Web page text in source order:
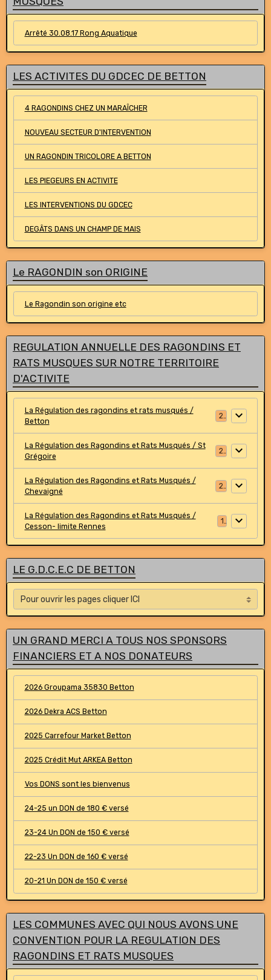
Arrêté 30.08.17 Rong Aquatique
LES ACTIVITES DU GDCEC DE BETTON
4 RAGONDINS CHEZ UN MARAÎCHER
NOUVEAU SECTEUR D'INTERVENTION
UN RAGONDIN TRICOLORE A BETTON
LES PIEGEURS EN ACTIVITE
LES INTERVENTIONS DU GDCEC
DEGÂTS DANS UN CHAMP DE MAIS
Le RAGONDIN son ORIGINE
Le Ragondin son origine etc
REGULATION ANNUELLE DES RAGONDINS ET
RATS MUSQUES SUR NOTRE TERRITOIRE
D'ACTIVITE
La Régulation des ragondins et rats musqués /
Betton
La Régulation des Ragondins et Rats Musqués / St
Grégoire
La Régulation des Ragondins et Rats Musqués /
Chevaigné
La Régulation des Ragondins et Rats Musqués /
Cesson- limite Rennes
LE G.D.C.E.C DE BETTON
UN GRAND MERCI A TOUS NOS SPONSORS
FINANCIERS ET A NOS DONATEURS
2026 Groupama 35830 Betton
2026 Dekra ACS Betton
2025 Carrefour Market Betton
2025 Crédit Mut ARKEA Betton
Vos DONS sont les bienvenus
24-25 un DON de 180 € versé
23-24 Un DON de 150 € versé
22-23 Un DON de 160 € versé
20-21 Un DON de 150 € versé
LES COMMUNES AVEC QUI NOUS AVONS UNE
CONVENTION POUR LA REGULATION DES
RAGONDINS ET RATS MUSQUES